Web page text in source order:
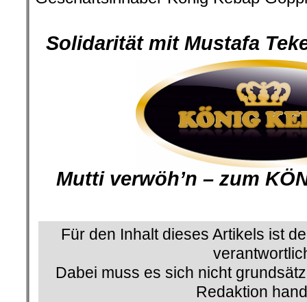
Solidarität mit Mustafa
Mutti verwöh’n – zum
Für den Inhalt dieses Artikels ist
Dabei muss es sich nicht
Redaktion